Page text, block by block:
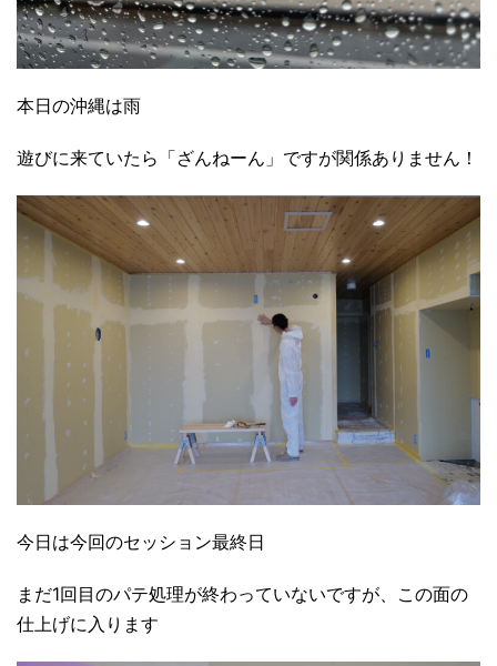
本日の沖縄は雨
遊びに来ていたら「ざんねーん」ですが関係ありません！
今日は今回のセッション最終日
まだ1回目のパテ処理が終わっていないですが、この面の
仕上げに入ります